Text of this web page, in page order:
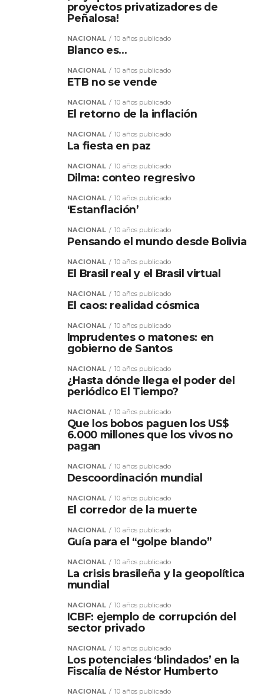
proyectos privatizadores de
Peñalosa!
NACIONAL 10 años publicado
Blanco es…
NACIONAL 10 años publicado
ETB no se vende
NACIONAL 10 años publicado
El retorno de la inflación
NACIONAL 10 años publicado
La fiesta en paz
NACIONAL 10 años publicado
Dilma: conteo regresivo
NACIONAL 10 años publicado
‘Estanflación’
NACIONAL 10 años publicado
Pensando el mundo desde Bolivia
NACIONAL 10 años publicado
El Brasil real y el Brasil virtual
NACIONAL 10 años publicado
El caos: realidad cósmica
NACIONAL 10 años publicado
Imprudentes o matones: en
gobierno de Santos
NACIONAL 10 años publicado
¿Hasta dónde llega el poder del
periódico El Tiempo?
NACIONAL 10 años publicado
Que los bobos paguen los US$
6.000 millones que los vivos no
pagan
NACIONAL 10 años publicado
Descoordinación mundial
NACIONAL 10 años publicado
El corredor de la muerte
NACIONAL 10 años publicado
Guía para el “golpe blando”
NACIONAL 10 años publicado
La crisis brasileña y la geopolítica
mundial
NACIONAL 10 años publicado
ICBF: ejemplo de corrupción del
sector privado
NACIONAL 10 años publicado
Los potenciales ‘blindados’ en la
Fiscalía de Néstor Humberto
NACIONAL 10 años publicado